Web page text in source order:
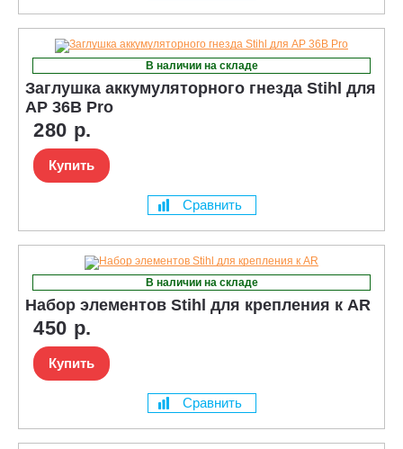
В наличии на складе
Заглушка аккумуляторного гнезда Stihl для
AP 36В Pro
280 р.
Купить
Сравнить
В наличии на складе
Набор элементов Stihl для крепления к AR
450 р.
Купить
Сравнить